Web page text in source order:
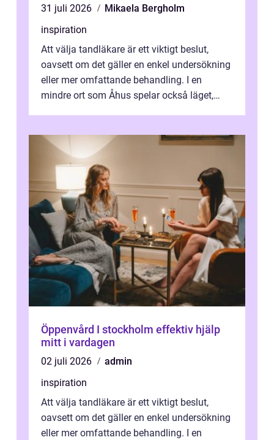
31 juli 2026
Mikaela Bergholm
inspiration
Att välja tandläkare är ett viktigt beslut,
oavsett om det gäller en enkel undersökning
eller mer omfattande behandling. I en
mindre ort som Åhus spelar också läget,
Öppenvård I stockholm effektiv hjälp
mitt i vardagen
02 juli 2026
admin
inspiration
Att välja tandläkare är ett viktigt beslut,
oavsett om det gäller en enkel undersökning
eller mer omfattande behandling. I en